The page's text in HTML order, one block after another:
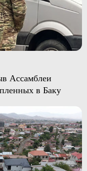
Ассамблеи
в Баку